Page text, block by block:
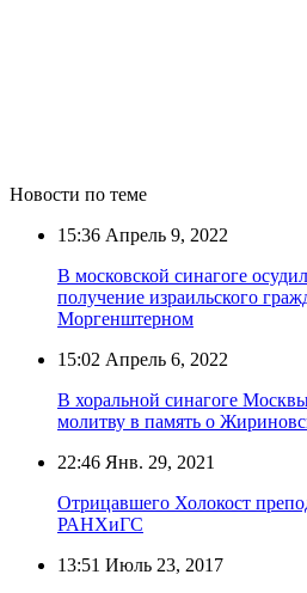
Новости по теме
15:36 Апрель 9, 2022
В московской синагоге
получение израильского
Моргенштерном
15:02 Апрель 6, 2022
В хоральной синагоге
молитву в память о
22:46 Янв. 29, 2021
Отрицавшего Холокост
РАНХиГС
13:51 Июль 23, 2017